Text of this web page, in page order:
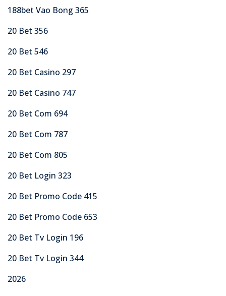
188bet Vao Bong 365
20 Bet 356
20 Bet 546
20 Bet Casino 297
20 Bet Casino 747
20 Bet Com 694
20 Bet Com 787
20 Bet Com 805
20 Bet Login 323
20 Bet Promo Code 415
20 Bet Promo Code 653
20 Bet Tv Login 196
20 Bet Tv Login 344
2026